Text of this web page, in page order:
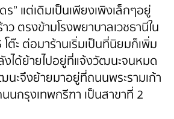
” แต่เดิมเป็นเพียงเพิงเล็กๆอยู่
ตรงข้ามโรงพยาบาลเวชธานีใน
ต๊ะ ต่อมาร้านเริ่มเป็นที่นิยมก็เพิ่ม
งได้ย้ายไปอยู่ที่แจ้งวัฒนะจนหมด
จึงย้ายมาอยู่ที่ถนนพระรามเก้า
นกรุงเทพกรีฑา เป็นสาขาที่ 2